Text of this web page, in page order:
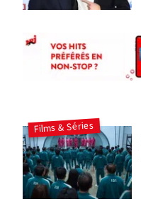
Films & Séries